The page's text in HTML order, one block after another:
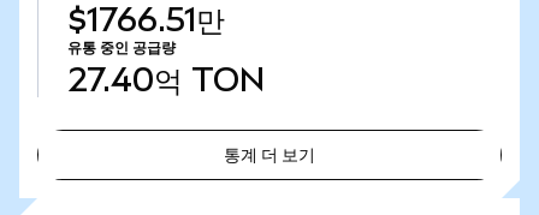
$1766.51만
유통 중인 공급량
27.40억 TON
통계 더 보기